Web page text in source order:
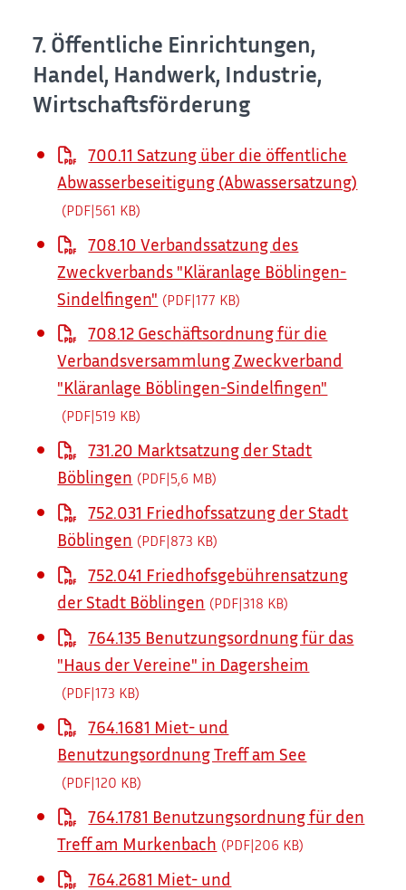
7. Öffentliche Einrichtungen,
Handel, Handwerk, Industrie,
Wirtschaftsförderung
700.11 Satzung über die öffentliche
Abwasserbeseitigung (Abwassersatzung)
(PDF|561 KB)
708.10 Verbandssatzung des
Zweckverbands "Kläranlage Böblingen-
Sindelfingen" (PDF|177 KB)
708.12 Geschäftsordnung für die
Verbandsversammlung Zweckverband
"Kläranlage Böblingen-Sindelfingen"
(PDF|519 KB)
731.20 Marktsatzung der Stadt
Böblingen (PDF|5,6 MB)
752.031 Friedhofssatzung der Stadt
Böblingen (PDF|873 KB)
752.041 Friedhofsgebührensatzung
der Stadt Böblingen (PDF|318 KB)
764.135 Benutzungsordnung für das
"Haus der Vereine" in Dagersheim
(PDF|173 KB)
764.1681 Miet- und
Benutzungsordnung Treff am See
(PDF|120 KB)
764.1781 Benutzungsordnung für den
Treff am Murkenbach (PDF|206 KB)
764.2681 Miet- und